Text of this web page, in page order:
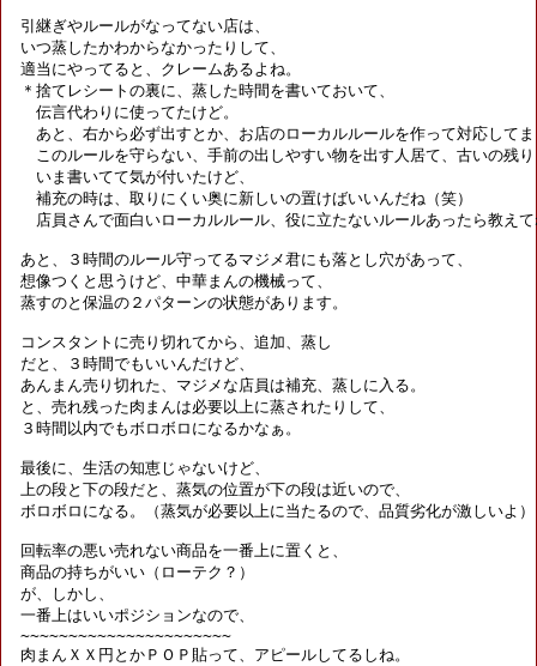
引継ぎやルールがなってない店は、
いつ蒸したかわからなかったりして、
適当にやってると、クレームあるよね。
＊捨てレシートの裏に、蒸した時間を書いておいて、
伝言代わりに使ってたけど。
あと、右から必ず出すとか、お店のローカルルールを作って対応して
このルールを守らない、手前の出しやすい物を出す人居て、古いの残
いま書いてて気が付いたけど、
補充の時は、取りにくい奥に新しいの置けばいいんだね（笑）
店員さんで面白いローカルルール、役に立たないルールあったら教え
あと、３時間のルール守ってるマジメ君にも落とし穴があって、
想像つくと思うけど、中華まんの機械って、
蒸すのと保温の２パターンの状態があります。
コンスタントに売り切れてから、追加、蒸し
だと、３時間でもいいんだけど、
あんまん売り切れた、マジメな店員は補充、蒸しに入る。
と、売れ残った肉まんは必要以上に蒸されたりして、
３時間以内でもボロボロになるかなぁ。
最後に、生活の知恵じゃないけど、
上の段と下の段だと、蒸気の位置が下の段は近いので、
ボロボロになる。（蒸気が必要以上に当たるので、品質劣化が激しいよ）
回転率の悪い売れない商品を一番上に置くと、
商品の持ちがいい（ローテク？）
が、しかし、
一番上はいいポジションなので、
~~~~~~~~~~~~~~~~~~~~~~
肉まんＸＸ円とかＰＯＰ貼って、アピールしてるしね。